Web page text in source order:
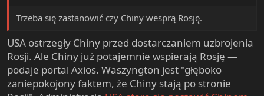
Trzeba się zastanowić czy Chiny wesprą Rosję.
USA ostrzegły Chiny przed dostarczaniem uzbrojenia
Rosji. Ale Chiny już potajemnie wspierają Rosję —
podaje portal Axios. Waszyngton jest "głęboko
zaniepokojony faktem, że Chiny stają po stronie